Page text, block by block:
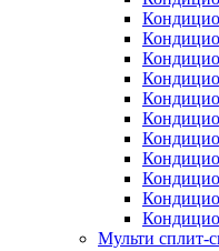
Мульти сплит-